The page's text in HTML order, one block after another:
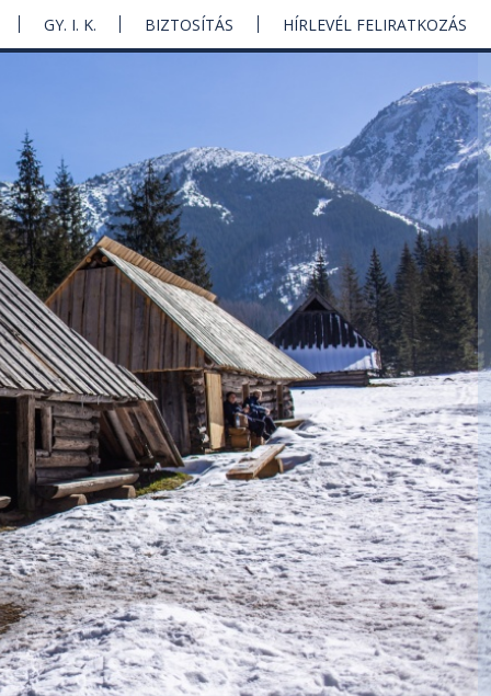
GY. I. K. BIZTOSÍTÁS HÍRLEVÉL FELIRATKOZÁS